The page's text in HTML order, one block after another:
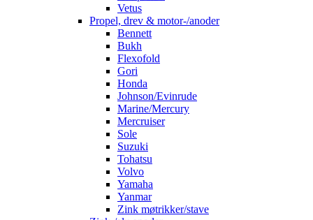
Vetus
Propel, drev & motor-/anoder
Bennett
Bukh
Flexofold
Gori
Honda
Johnson/Evinrude
Marine/Mercury
Mercruiser
Sole
Suzuki
Tohatsu
Volvo
Yamaha
Yanmar
Zink møtrikker/stave